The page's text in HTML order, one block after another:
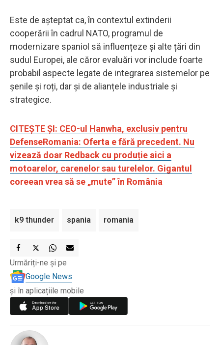
Este de așteptat ca, în contextul extinderii
cooperării în cadrul NATO, programul de
modernizare spaniol să influențeze și alte țări din
sudul Europei, ale căror evaluări vor include foarte
probabil aspecte legate de integrarea sistemelor pe
șenile și roți, dar și de alianțele industriale și
strategice.
CITEȘTE ȘI: CEO-ul Hanwha, exclusiv pentru
DefenseRomania: Oferta e fără precedent. Nu
vizează doar Redback cu produție aici a
motoarelor, carenelor sau turelelor. Gigantul
coreean vrea să se „mute” în România
k9 thunder spania romania
Urmăriți-ne și pe
Google News
și în aplicațiile mobile